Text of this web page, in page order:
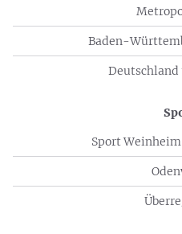
Baden-
Deutschland
Sport